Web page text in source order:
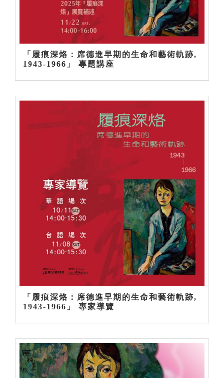
「履痕深烙：席德進早期的生命和藝術軌跡,
1943-1966」 專題講座
「履痕深烙：席德進早期的生命和藝術軌跡,
1943-1966」 專家導覽